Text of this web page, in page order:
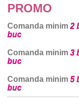
PROMO
Comanda minim 2
buc
Comanda minim 3
buc
Comanda minim 5
buc